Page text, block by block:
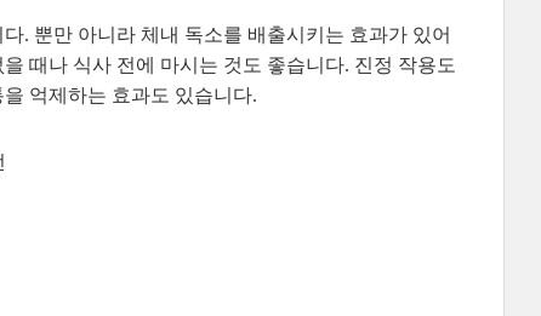
. 뿐만 아니라 체내 독소를 배출시키는 효과가 있어
때나 식사 전에 마시는 것도 좋습니다. 진정 작용도
억제하는 효과도 있습니다.